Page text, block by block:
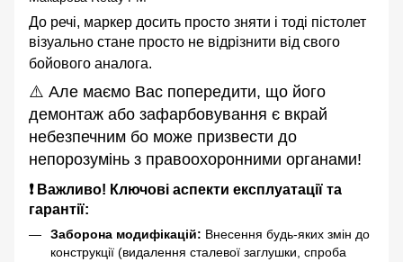
До речі, маркер досить просто зняти і тоді пістолет
візуально стане просто не відрізнити від свого
бойового аналога.
⚠️ Але маємо Вас попередити, що його
демонтаж або зафарбовування є вкрай
небезпечним бо може призвести до
непорозумінь з правоохоронними органами!
❗ Важливо! Ключові аспекти експлуатації та
гарантії:
Заборона модифікацій: Внесення будь-яких змін до
конструкції (видалення сталевої заглушки, спроба